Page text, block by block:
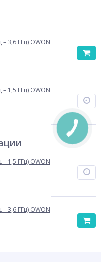
3,6 ГГц) OWON
1,5 ГГц) OWON
1,5 ГГц) OWON
3,6 ГГц) OWON